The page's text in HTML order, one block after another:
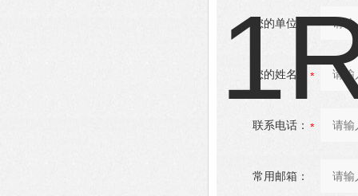
您的单位：
您的姓名：
联系电话：
常用邮箱：